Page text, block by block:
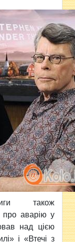
також
про аварію у
над цією
і «Втечі з